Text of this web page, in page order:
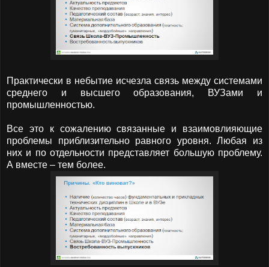
Практически в небытие исчезла связь между системами
среднего и высшего образования, ВУЗами и
промышленностью.
Все это к сожалению связанные и взаимовлияющие
проблемы приблизительно равного уровня. Любая из
них и по отдельности представляет большую проблему.
А вместе – тем более.